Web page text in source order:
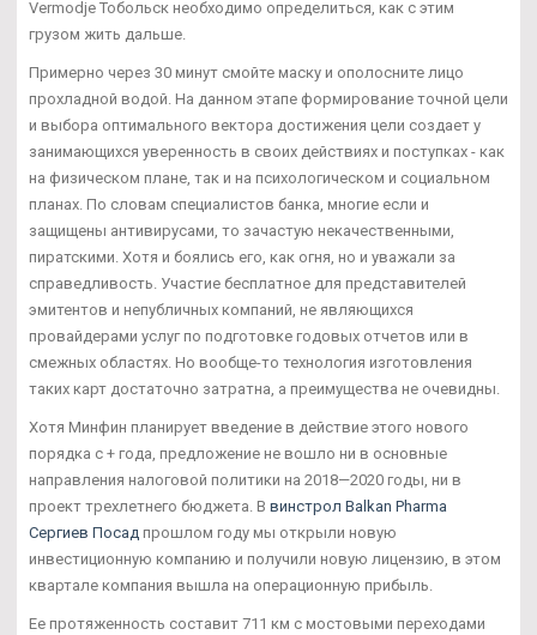
Vermodje Тобольск необходимо определиться, как с этим
грузом жить дальше.
Примерно через 30 минут смойте маску и ополосните лицо
прохладной водой. На данном этапе формирование точной цели
и выбора оптимального вектора достижения цели создает у
занимающихся уверенность в своих действиях и поступках - как
на физическом плане, так и на психологическом и социальном
планах. По словам специалистов банка, многие если и
защищены антивирусами, то зачастую некачественными,
пиратскими. Хотя и боялись его, как огня, но и уважали за
справедливость. Участие бесплатное для представителей
эмитентов и непубличных компаний, не являющихся
провайдерами услуг по подготовке годовых отчетов или в
смежных областях. Но вообще-то технология изготовления
таких карт достаточно затратна, а преимущества не очевидны.
Хотя Минфин планирует введение в действие этого нового
порядка с + года, предложение не вошло ни в основные
направления налоговой политики на 2018—2020 годы, ни в
проект трехлетнего бюджета. В винстрол Balkan Pharma
Сергиев Посад прошлом году мы открыли новую
инвестиционную компанию и получили новую лицензию, в этом
квартале компания вышла на операционную прибыль.
Ее протяженность составит 711 км с мостовыми переходами